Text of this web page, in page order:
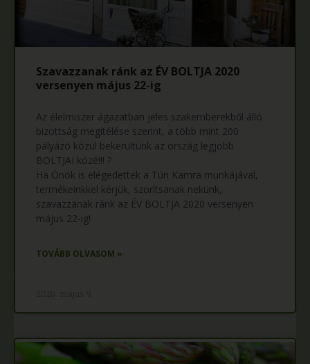
Szavazzanak ránk az ÉV BOLTJA 2020
versenyen május 22-ig
Az élelmiszer ágazatban jeles szakemberekből álló
bizottság megítélése szerint, a több mint 200
pályázó közül bekerültünk az ország legjobb
BOLTJAI közé!!! ?
Ha Önök is elégedettek a Túri Kamra munkájával,
termékeinkkel kérjük, szorítsanak nekünk,
szavazzanak ránk az ÉV BOLTJA 2020 versenyen
május 22-ig!
TOVÁBB OLVASOM »